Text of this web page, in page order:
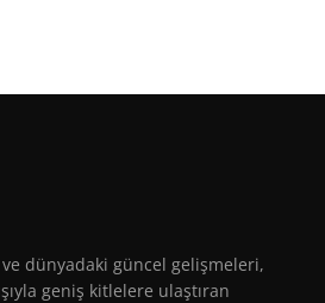
ve dünyadaki güncel gelişmeleri,
geniş kitlelere ulaştıran